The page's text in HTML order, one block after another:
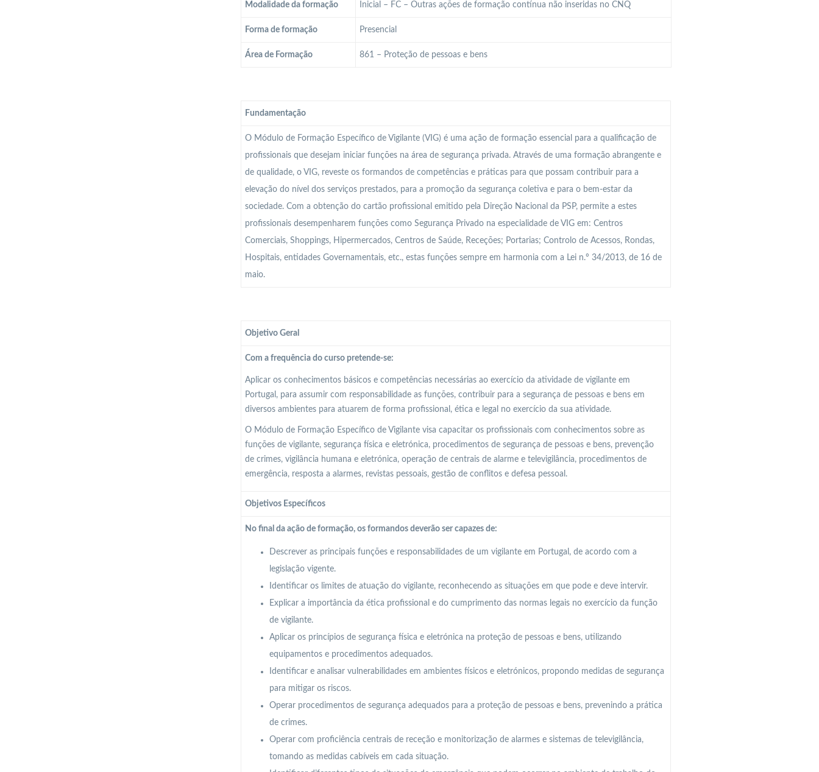
Modalidade da formação Inicial – FC – Outras ações de formação contínua não inseridas no CNQ
Forma de formação Presencial
Área de Formação 861 – Proteção de pessoas e bens
Fundamentação
O Módulo de Formação Específico de Vigilante (VIG) é uma ação de formação essencial para a qualificação de
profissionais que desejam iniciar funções na área de segurança privada. Através de uma formação abrangente e
de qualidade, o VIG, reveste os formandos de competências e práticas para que possam contribuir para a
elevação do nível dos serviços prestados, para a promoção da segurança coletiva e para o bem-estar da
sociedade. Com a obtenção do cartão profissional emitido pela Direção Nacional da PSP, permite a estes
profissionais desempenharem funções como Segurança Privado na especialidade de VIG em: Centros
Comerciais, Shoppings, Hipermercados, Centros de Saúde, Receções; Portarias; Controlo de Acessos, Rondas,
Hospitais, entidades Governamentais, etc., estas funções sempre em harmonia com a Lei n.º 34/2013, de 16 de
maio.
Objetivo Geral
Com a frequência do curso pretende-se:
Aplicar os conhecimentos básicos e competências necessárias ao exercício da atividade de vigilante em
Portugal, para assumir com responsabilidade as funções, contribuir para a segurança de pessoas e bens em
diversos ambientes para atuarem de forma profissional, ética e legal no exercício da sua atividade.
O Módulo de Formação Específico de Vigilante visa capacitar os profissionais com conhecimentos sobre as
funções de vigilante, segurança física e eletrónica, procedimentos de segurança de pessoas e bens, prevenção
de crimes, vigilância humana e eletrónica, operação de centrais de alarme e televigilância, procedimentos de
emergência, resposta a alarmes, revistas pessoais, gestão de conflitos e defesa pessoal.
Objetivos Específicos
No final da ação de formação, os formandos deverão ser capazes de:
Descrever as principais funções e responsabilidades de um vigilante em Portugal, de acordo com a
legislação vigente.
Identificar os limites de atuação do vigilante, reconhecendo as situações em que pode e deve intervir.
Explicar a importância da ética profissional e do cumprimento das normas legais no exercício da função
de vigilante.
Aplicar os princípios de segurança física e eletrónica na proteção de pessoas e bens, utilizando
equipamentos e procedimentos adequados.
Identificar e analisar vulnerabilidades em ambientes físicos e eletrónicos, propondo medidas de segurança
para mitigar os riscos.
Operar procedimentos de segurança adequados para a proteção de pessoas e bens, prevenindo a prática
de crimes.
Operar com proficiência centrais de receção e monitorização de alarmes e sistemas de televigilância,
tomando as medidas cabíveis em cada situação.